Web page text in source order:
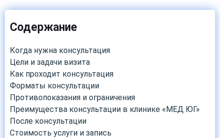
Содержание
Когда нужна консультация
Цели и задачи визита
Как проходит консультация
Форматы консультации
Противопоказания и ограничения
Преимущества консультации в клинике «МЕД ЮГ»
После консультации
Стоимость услуги и запись